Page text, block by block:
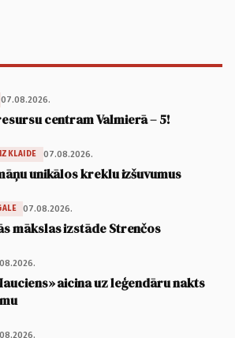
07.08.2026.
centram Valmierā – 5!
07.08.2026.
unikālos kreklu izšuvumus
07.08.2026.
mākslas izstāde Strenčos
aicina uz leģendāru nakts